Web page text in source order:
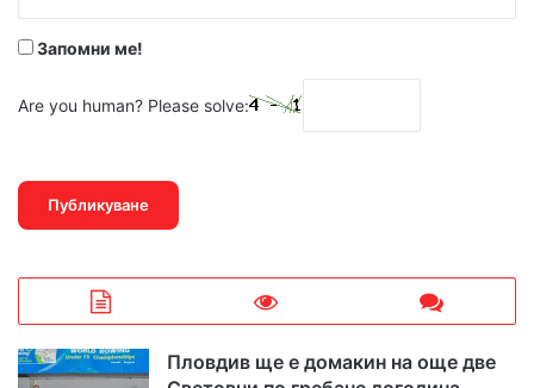
Запомни ме!
Are you human? Please solve:
Пловдив ще е домакин на още две